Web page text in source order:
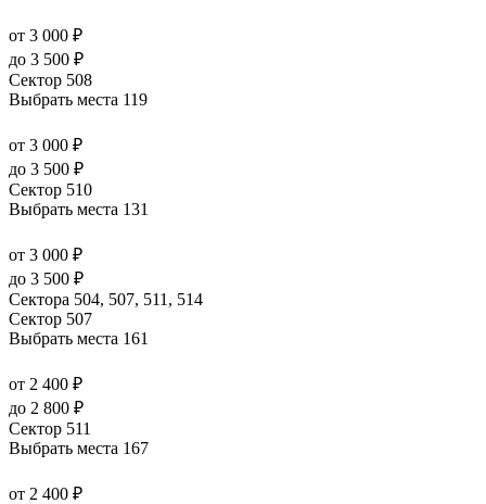
от 3 000 ₽
до 3 500 ₽
Сектор 508
Выбрать места 119
от 3 000 ₽
до 3 500 ₽
Сектор 510
Выбрать места 131
от 3 000 ₽
до 3 500 ₽
Сектора 504, 507, 511, 514
Сектор 507
Выбрать места 161
от 2 400 ₽
до 2 800 ₽
Сектор 511
Выбрать места 167
от 2 400 ₽